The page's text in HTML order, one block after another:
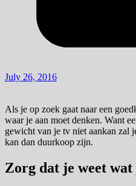
July 26, 2016
Als je op zoek gaat naar een
waar je aan moet denken. Want
gewicht van je tv niet aankan zal
kan dan duurkoop zijn.
Zorg dat je weet